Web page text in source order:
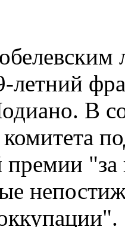
летний
В
премии